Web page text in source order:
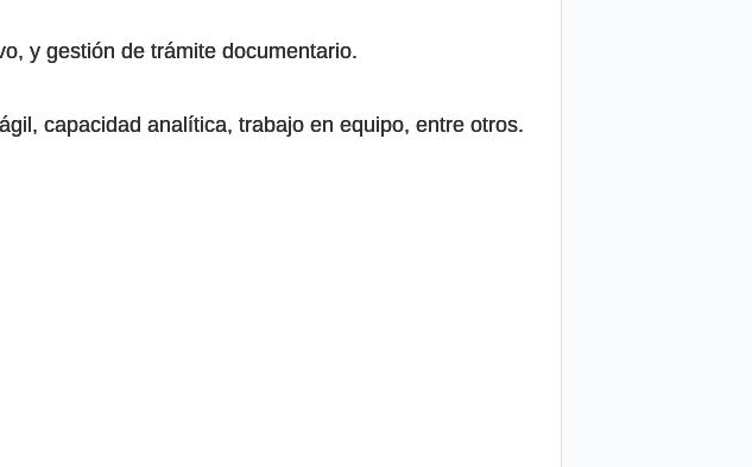
y gestión de trámite documentario.
capacidad analítica, trabajo en equipo, entre otros.